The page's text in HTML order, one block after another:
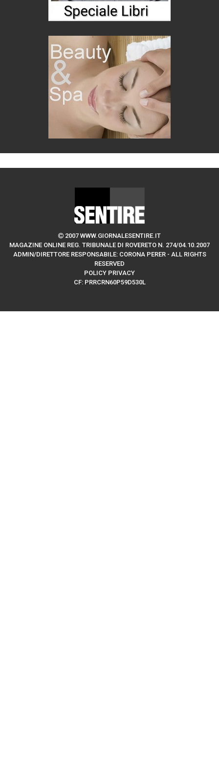
2007 WWW.GIORNALESENTIRE.IT
MAGAZINE ONLINE REG. TRIBUNALE DI ROVERETO N. 274/04.10.2007
ADMIN/DIRETTORE RESPONSABILE: CORONA PERER - ALL RIGHTS
RESERVED
POLICY PRIVACY
CF: PRRCRN60P59D530L